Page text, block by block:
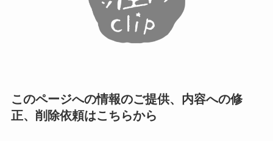
このページへの情報のご提供、内容への修
正、削除依頼はこちらから